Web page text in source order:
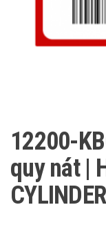
12200-
quy nát |
CYLINDER